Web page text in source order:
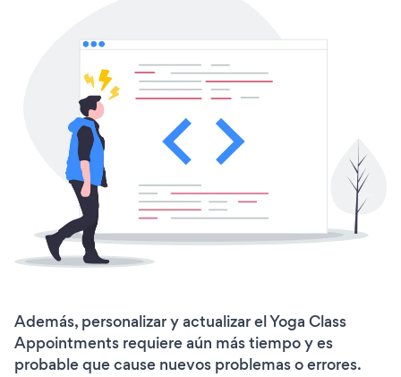
Además, personalizar y actualizar el Yoga Class
Appointments requiere aún más tiempo y es
probable que cause nuevos problemas o errores.